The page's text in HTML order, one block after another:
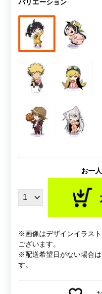
バリエーション
お一
※画像はデザインイラス
ございます。
※配送希望日がない場合
す。